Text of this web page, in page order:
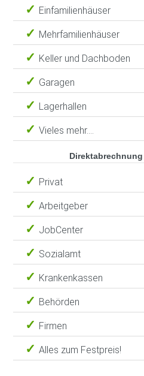
Einfamilienhäuser
Mehrfamilienhäuser
Keller und Dachboden
Garagen
Lagerhallen
Vieles mehr....
Privat
Arbeitgeber
JobCenter
Sozialamt
Krankenkassen
Behörden
Firmen
Alles zum Festpreis!